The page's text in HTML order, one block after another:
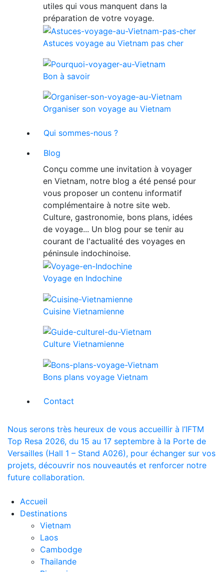
utiles qui vous manquent dans la
préparation de votre voyage.
Astuces voyage au Vietnam pas cher
Bon à savoir
Organiser son voyage au Vietnam
Qui sommes-nous ?
Blog
Conçu comme une invitation à voyager
en Vietnam, notre blog a été pensé pour
vous proposer un contenu informatif
complémentaire à notre site web.
Culture, gastronomie, bons plans, idées
de voyage... Un blog pour se tenir au
courant de l'actualité des voyages en
péninsule indochinoise.
Voyage en Indochine
Cuisine Vietnamienne
Culture Vietnamienne
Bons plans voyage Vietnam
Contact
Nous serons très heureux de vous accueillir à l’IFTM
Top Resa 2026, du 15 au 17 septembre à la Porte de
Versailles (Hall 1 – Stand A026), pour échanger sur vos
projets, découvrir nos nouveautés et renforcer notre
future collaboration.
Accueil
Destinations
Vietnam
Laos
Cambodge
Thailande